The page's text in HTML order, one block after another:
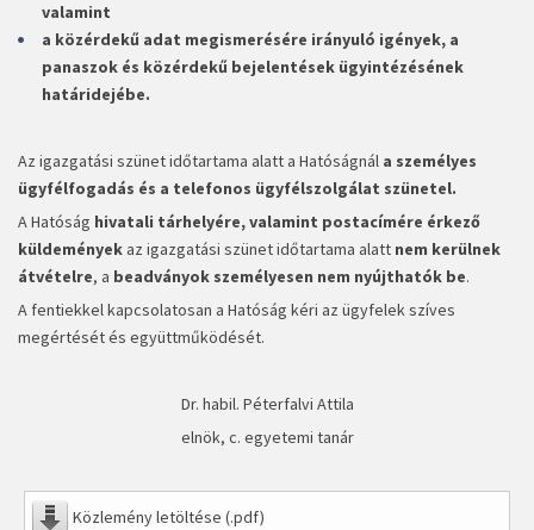
valamint
a közérdekű adat megismerésére irányuló igények, a
panaszok és közérdekű bejelentések ügyintézésének
határidejébe.
Az igazgatási szünet időtartama alatt a Hatóságnál a személyes
ügyfélfogadás és a telefonos ügyfélszolgálat szünetel.
A Hatóság hivatali tárhelyére, valamint postacímére érkező
küldemények az igazgatási szünet időtartama alatt nem kerülnek
átvételre, a beadványok személyesen nem nyújthatók be.
A fentiekkel kapcsolatosan a Hatóság kéri az ügyfelek szíves
megértését és együttműködését.
Dr. habil. Péterfalvi Attila
elnök, c. egyetemi tanár
Közlemény letöltése (.pdf)